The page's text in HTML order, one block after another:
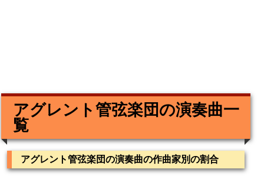
アグレント管弦楽団の演奏曲一
覧
アグレント管弦楽団の演奏曲の作曲家別の割合